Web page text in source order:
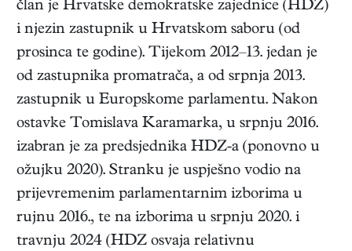
član je Hrvatske demokratske zajednice (HDZ)
i njezin zastupnik u Hrvatskom saboru (od
prosinca te godine). Tijekom 2012–13. jedan je
od zastupnika promatrača, a od srpnja 2013.
zastupnik u Europskome parlamentu. Nakon
ostavke Tomislava Karamarka, u srpnju 2016.
izabran je za predsjednika HDZ-a (ponovno u
ožujku 2020). Stranku je uspješno vodio na
prijevremenim parlamentarnim izborima u
rujnu 2016., te na izborima u srpnju 2020. i
travnju 2024 (HDZ osvaja relativnu